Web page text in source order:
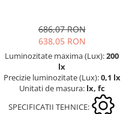
686,07 RON
638,05 RON
Luminozitate maxima (Lux):200
lx
Precizie luminozitate (Lux):0,1 lx
Unitati de masura: lx, fc
SPECIFICATII TEHNICE: